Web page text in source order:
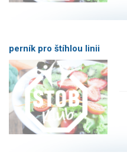
perník pro štíhlou linii